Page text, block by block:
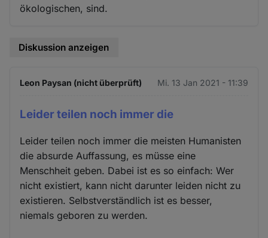
ökologischen, sind.
Diskussion anzeigen
Leon Paysan (nicht überprüft) Mi. 13 Jan 2021 - 11:39
Leider teilen noch immer die
Leider teilen noch immer die meisten Humanisten
die absurde Auffassung, es müsse eine
Menschheit geben. Dabei ist es so einfach: Wer
nicht existiert, kann nicht darunter leiden nicht zu
existieren. Selbstverständlich ist es besser,
niemals geboren zu werden.